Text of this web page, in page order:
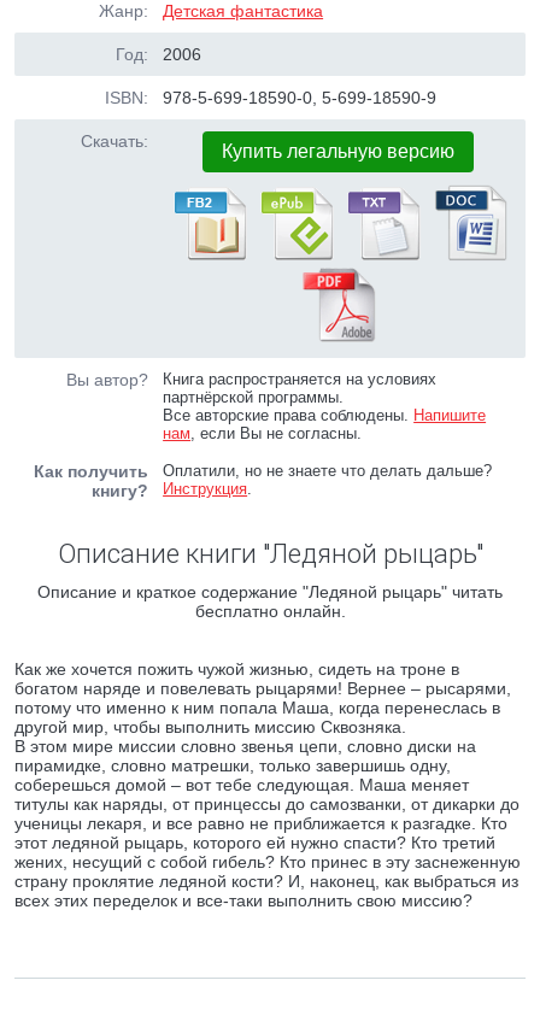
Жанр: Детская фантастика
Год: 2006
ISBN: 978-5-699-18590-0, 5-699-18590-9
Скачать: Купить легальную версию
Вы автор?
Книга распространяется на условиях
партнёрской программы.
Все авторские права соблюдены. Напишите
нам, если Вы не согласны.
Как получить
книгу?
Оплатили, но не знаете что делать дальше?
Инструкция.
Описание книги "Ледяной рыцарь"
Описание и краткое содержание "Ледяной рыцарь" читать
бесплатно онлайн.
Как же хочется пожить чужой жизнью, сидеть на троне в
богатом наряде и повелевать рыцарями! Вернее – рысарями,
потому что именно к ним попала Маша, когда перенеслась в
другой мир, чтобы выполнить миссию Сквозняка.
В этом мире миссии словно звенья цепи, словно диски на
пирамидке, словно матрешки, только завершишь одну,
соберешься домой – вот тебе следующая. Маша меняет
титулы как наряды, от принцессы до самозванки, от дикарки до
ученицы лекаря, и все равно не приближается к разгадке. Кто
этот ледяной рыцарь, которого ей нужно спасти? Кто третий
жених, несущий с собой гибель? Кто принес в эту заснеженную
страну проклятие ледяной кости? И, наконец, как выбраться из
всех этих переделок и все-таки выполнить свою миссию?